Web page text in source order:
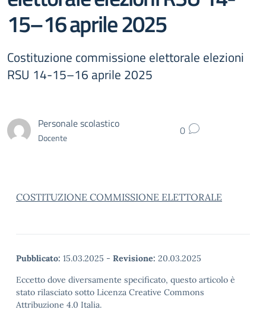
15–16 aprile 2025
Costituzione commissione elettorale elezioni
RSU 14-15–16 aprile 2025
Personale scolastico
Docente 0
COSTITUZIONE COMMISSIONE ELETTORALE
Pubblicato: 15.03.2025 - Revisione: 20.03.2025
Eccetto dove diversamente specificato, questo articolo è
stato rilasciato sotto Licenza Creative Commons
Attribuzione 4.0 Italia.